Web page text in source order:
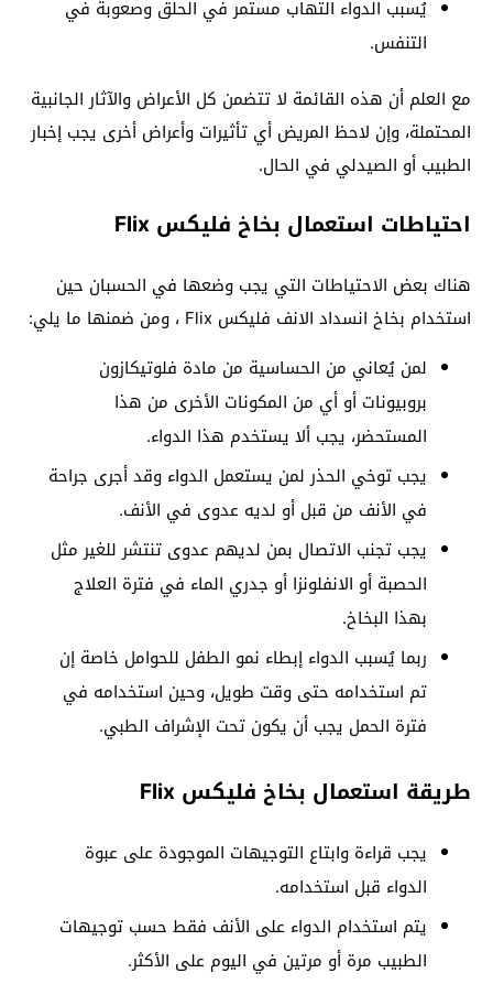
يُسبب الدواء التهاب مستمر في الحلق وصعوبة في
التنفس.
مع العلم أن هذه القائمة لا تتضمن كل الأعراض والآثار الجانبية
المحتملة، وإن لاحظ المريض أي تأثيرات وأعراض أخرى يجب إخبار
الطبيب أو الصيدلي في الحال.
احتياطات استعمال بخاخ فليكس Flix
هناك بعض الاحتياطات التي يجب وضعها في الحسبان حين
استخدام بخاخ انسداد الانف فليكس Flix ، ومن ضمنها ما يلي:
لمن يُعاني من الحساسية من مادة فلوتيكازون
بروبيونات أو أي من المكونات الأخرى من هذا
المستحضر، يجب ألا يستخدم هذا الدواء.
يجب توخي الحذر لمن يستعمل الدواء وقد أجرى جراحة
في الأنف من قبل أو لديه عدوى في الأنف.
يجب تجنب الاتصال بمن لديهم عدوى تنتشر للغير مثل
الحصبة أو الانفلونزا أو جدري الماء في فترة العلاج
بهذا البخاخ.
ربما يُسبب الدواء إبطاء نمو الطفل للحوامل خاصة إن
تم استخدامه حتى وقت طويل، وحين استخدامه في
فترة الحمل يجب أن يكون تحت الإشراف الطبي.
طريقة استعمال بخاخ فليكس Flix
يجب قراءة وابتاع التوجيهات الموجودة على عبوة
الدواء قبل استخدامه.
يتم استخدام الدواء على الأنف فقط حسب توجيهات
الطبيب مرة أو مرتين في اليوم على الأكثر.